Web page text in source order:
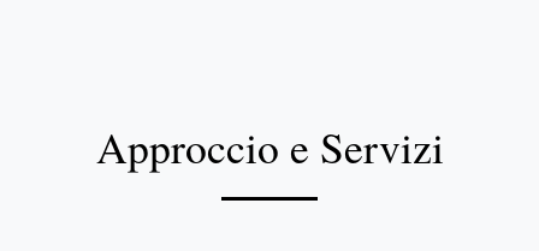
Approccio e Servizi